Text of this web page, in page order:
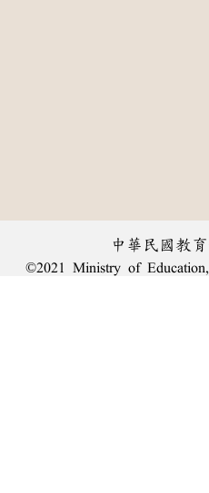
中華民國教
©2021 Ministry of